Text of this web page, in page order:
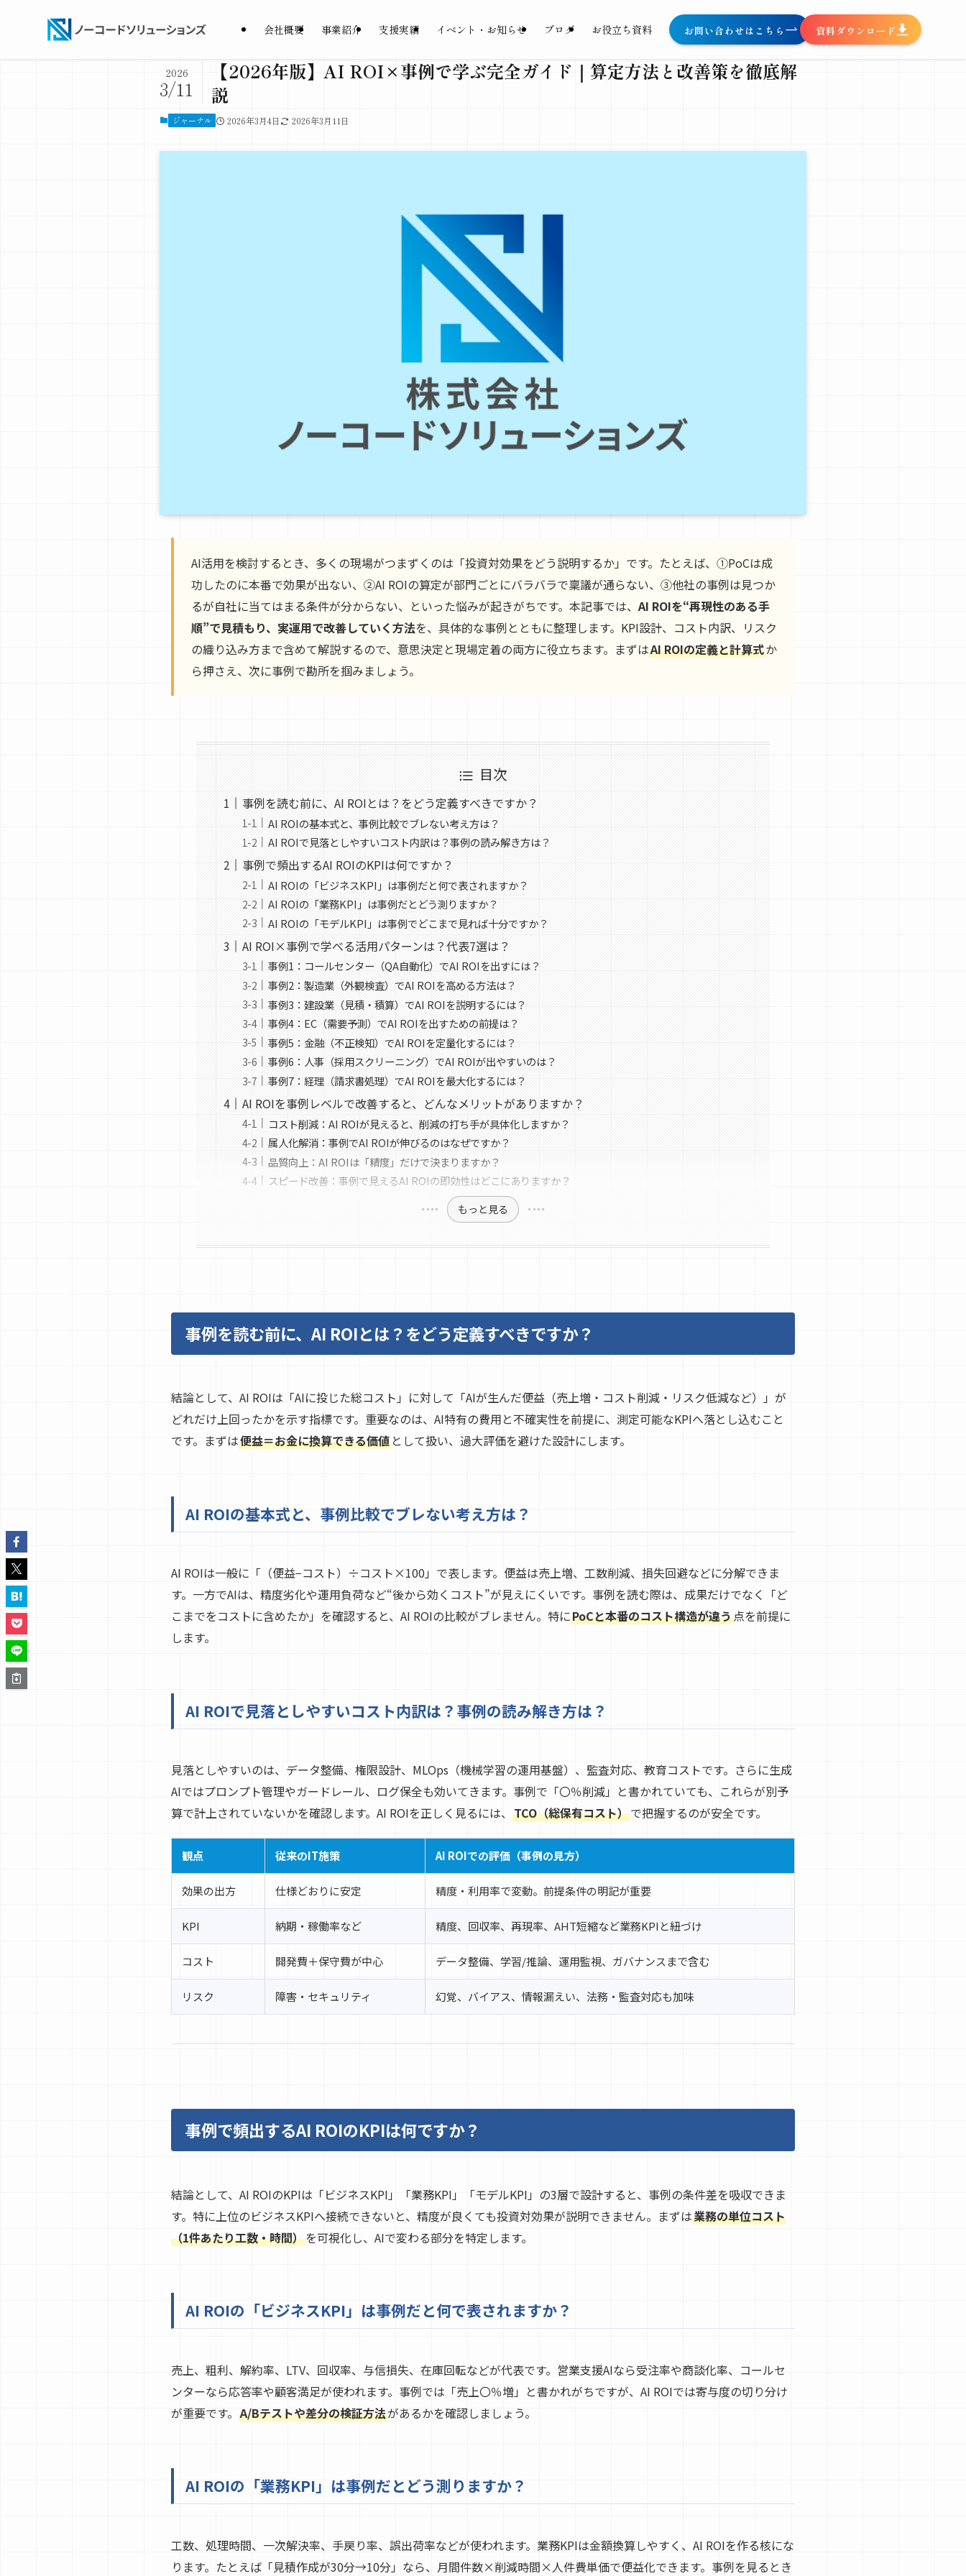
会社概要 事業紹介 支援実績 イベント・お知らせ ブログ お役立ち資料 お問い合わせはこちら 資料ダウンロード
【2026年版】AI ROI×事例で学ぶ完全ガイド｜算定方法と改善策を徹底解
説
2026
3/11
ジャーナル 2026年3月4日 2026年3月11日
AI活用を検討するとき、多くの現場がつまずくのは「投資対効果をどう説明するか」です。たとえば、①PoCは成
功したのに本番で効果が出ない、②AI ROIの算定が部門ごとにバラバラで稟議が通らない、③他社の事例は見つか
るが自社に当てはまる条件が分からない、といった悩みが起きがちです。本記事では、AI ROIを“再現性のある手
順”で見積もり、実運用で改善していく方法を、具体的な事例とともに整理します。KPI設計、コスト内訳、リスク
の織り込み方まで含めて解説するので、意思決定と現場定着の両方に役立ちます。まずはAI ROIの定義と計算式か
ら押さえ、次に事例で勘所を掴みましょう。
目次
事例を読む前に、AI ROIとは？をどう定義すべきですか？
AI ROIの基本式と、事例比較でブレない考え方は？
AI ROIで見落としやすいコスト内訳は？事例の読み解き方は？
事例で頻出するAI ROIのKPIは何ですか？
AI ROIの「ビジネスKPI」は事例だと何で表されますか？
AI ROIの「業務KPI」は事例だとどう測りますか？
AI ROIの「モデルKPI」は事例でどこまで見れば十分ですか？
AI ROI×事例で学べる活用パターンは？代表7選は？
事例1：コールセンター（QA自動化）でAI ROIを出すには？
事例2：製造業（外観検査）でAI ROIを高める方法は？
事例3：建設業（見積・積算）でAI ROIを説明するには？
事例4：EC（需要予測）でAI ROIを出すための前提は？
事例5：金融（不正検知）でAI ROIを定量化するには？
事例6：人事（採用スクリーニング）でAI ROIが出やすいのは？
事例7：経理（請求書処理）でAI ROIを最大化するには？
AI ROIを事例レベルで改善すると、どんなメリットがありますか？
コスト削減：AI ROIが見えると、削減の打ち手が具体化しますか？
属人化解消：事例でAI ROIが伸びるのはなぜですか？
品質向上：AI ROIは「精度」だけで決まりますか？
スピード改善：事例で見えるAI ROIの即効性はどこにありますか？
もっと見る
事例を読む前に、AI ROIとは？をどう定義すべきですか？
結論として、AI ROIは「AIに投じた総コスト」に対して「AIが生んだ便益（売上増・コスト削減・リスク低減など）」が
どれだけ上回ったかを示す指標です。重要なのは、AI特有の費用と不確実性を前提に、測定可能なKPIへ落とし込むこと
です。まずは便益＝お金に換算できる価値 として扱い、過大評価を避けた設計にします。
AI ROIの基本式と、事例比較でブレない考え方は？
AI ROIは一般に「（便益−コスト）÷コスト×100」で表します。便益は売上増、工数削減、損失回避などに分解できま
す。一方でAIは、精度劣化や運用負荷など“後から効くコスト”が見えにくいです。事例を読む際は、成果だけでなく「ど
こまでをコストに含めたか」を確認すると、AI ROIの比較がブレません。特にPoCと本番のコスト構造が違う点を前提に
します。
AI ROIで見落としやすいコスト内訳は？事例の読み解き方は？
見落としやすいのは、データ整備、権限設計、MLOps（機械学習の運用基盤）、監査対応、教育コストです。さらに生成
AIではプロンプト管理やガードレール、ログ保全も効いてきます。事例で「〇％削減」と書かれていても、これらが別予
算で計上されていないかを確認します。AI ROIを正しく見るには、 TCO（総保有コスト）で把握するのが安全です。
観点 従来のIT施策 AI ROIでの評価（事例の見方）
効果の出方 仕様どおりに安定 精度・利用率で変動。前提条件の明記が重要
KPI 納期・稼働率など 精度、回収率、再現率、AHT短縮など業務KPIと紐づけ
コスト 開発費＋保守費が中心 データ整備、学習/推論、運用監視、ガバナンスまで含む
リスク 障害・セキュリティ 幻覚、バイアス、情報漏えい、法務・監査対応も加味
事例で頻出するAI ROIのKPIは何ですか？
結論として、AI ROIのKPIは「ビジネスKPI」「業務KPI」「モデルKPI」の3層で設計すると、事例の条件差を吸収できま
す。特に上位のビジネスKPIへ接続できないと、精度が良くても投資対効果が説明できません。まずは業務の単位コスト
（1件あたり工数・時間）を可視化し、AIで変わる部分を特定します。
AI ROIの「ビジネスKPI」は事例だと何で表されますか？
売上、粗利、解約率、LTV、回収率、与信損失、在庫回転などが代表です。営業支援AIなら受注率や商談化率、コールセ
ンターなら応答率や顧客満足が使われます。事例では「売上〇％増」と書かれがちですが、AI ROIでは寄与度の切り分け
が重要です。 A/Bテストや差分の検証方法があるかを確認しましょう。
AI ROIの「業務KPI」は事例だとどう測りますか？
工数、処理時間、一次解決率、手戻り率、誤出荷率などが使われます。業務KPIは金額換算しやすく、AI ROIを作る核にな
ります。たとえば「見積作成が30分→10分」なら、月間件数×削減時間×人件費単価で便益化できます。事例を見るとき